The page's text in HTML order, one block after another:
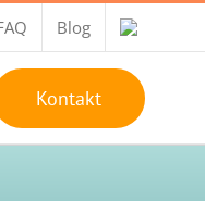
Blog
Kontakt